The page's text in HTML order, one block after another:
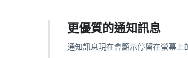
更優質的通知訊息
通知訊息現在會顯示停留在螢幕上